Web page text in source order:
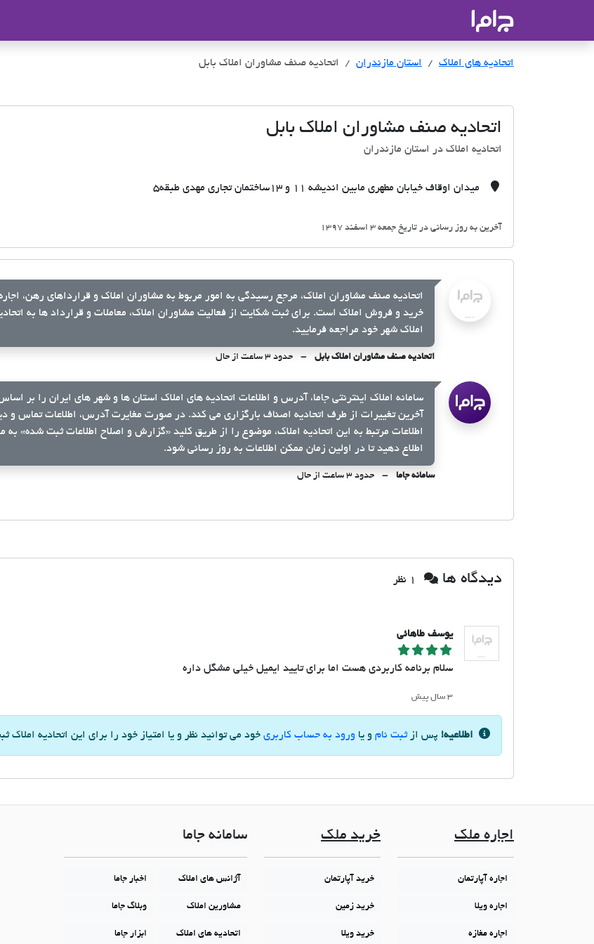
اتحادیه های املاک اتحادیه های املاک
استان مازندران اتحادیه صنف مشاوران املاک بابل
اتحادیه صنف مشاوران املاک بابل
اتحادیه املاک در استان مازندران
میدان اوقاف خیابان مطهری مابین اندیشه 11 و 13ساختمان تجاری مهدی طبقه5
آخرین به روز رسانی در تاریخ جمعه 3 اسفند 1397
اتحادیه صنف مشاوران املاک، مرجع رسیدگی به امور مربوط به مشاوران املاک و قرارداهای رهن،
خرید و فروش املاک است. برای ثبت شکایت از فعالیت مشاوران املاک، معاملات و قرارداد ها به
املاک شهر خود مراجعه فرمایید.
اتحادیه صنف مشاوران املاک بابل حدود ۳ ساعت از حال
سامانه املاک اینترنتی جاما، آدرس و اطلاعات اتحادیه های املاک استان ها و شهر های ایران را بر
آخرین تغییرات از طرف اتحادیه اصناف بارگزاری می کند. در صورت مغایرت آدرس، اطلاعات تماس و
اطلاعات مرتبط به این اتحادیه املاک، موضوع را از طریق کلید «گزارش و اصلاح اطلاعات ثبت شده» به
اطلاع دهید تا در اولین زمان ممکن اطلاعات به روز رسانی شود.
سامانه جاما حدود ۳ ساعت از حال
دیدگاه ها
یوسف طاهائی
سلام برنامه کاربردی هست اما برای تایید ایمیل خیلی مشگل داره
۳ سال پیش
اطلاعیه! پس ازثبت نام و یا ورود به حساب کاربری خود می توانید نظر و یا امتیاز خود را برای این اتحادیه املاک
اجاره ملک
اجاره آپارتمان
اجاره ویلا
اجاره مغازه
خرید ملک
خرید آپارتمان
خرید زمین
خرید ویلا
سامانه جاما
آژانس های املاک اخبار جاما
مشاورین املاک وبلاگ جاما
اتحادیه های املاک ابزار جاما